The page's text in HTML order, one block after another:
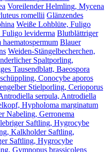
Voreilender Helmling, Mycena
romellii Glänzendes
Weiße Lohblüte, Fuligo
leviderma Blutblättriger
Blauer
Weiden-Stängelbecherchen,
Spaltporling,
Tausendblatt, Baeospora
Conocybe aporos
Stielporling, Cerioporus
serpula, Antrodiella
Hypholoma marginatum
Nabeling, Gerronema
Saftling, Hygrocybe
Kalkholder Saftling,
Saftling, Hygrocybe
Gymnopus brassicolens